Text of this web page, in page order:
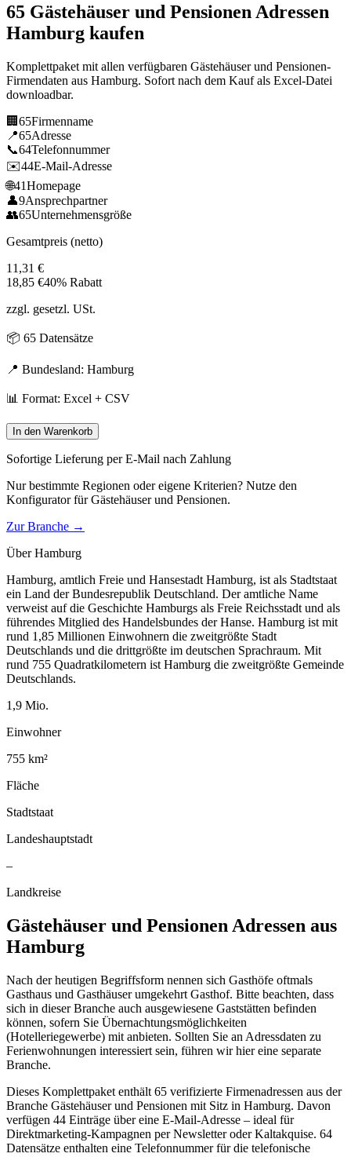
65 Gästehäuser und Pensionen Adressen
Hamburg kaufen
Komplettpaket mit allen verfügbaren Gästehäuser und Pensionen-
Firmendaten aus Hamburg. Sofort nach dem Kauf als Excel-Datei
downloadbar.
🏢 65Firmenname
📍65Adresse
📞64Telefonnummer
✉️44E-Mail-Adresse
🌐41Homepage
👤9Ansprechpartner
👥65Unternehmensgröße
Gesamtpreis (netto)
11,31 €
18,85 €40% Rabatt
zzgl. gesetzl. USt.
📦 65 Datensätze
📍 Bundesland: Hamburg
📊 Format: Excel + CSV
In den Warenkorb
Sofortige Lieferung per E-Mail nach Zahlung
Nur bestimmte Regionen oder eigene Kriterien? Nutze den
Konfigurator fürGästehäuser und Pensionen.
Zur Branche →
ÜberHamburg
Hamburg, amtlich Freie und Hansestadt Hamburg, ist als Stadtstaat
ein Land der Bundesrepublik Deutschland. Der amtliche Name
verweist auf die Geschichte Hamburgs als Freie Reichsstadt und als
führendes Mitglied des Handelsbundes der Hanse. Hamburg ist mit
rund 1,85 Millionen Einwohnern die zweitgrößte Stadt
Deutschlands und die drittgrößte im deutschen Sprachraum. Mit
rund 755 Quadratkilometern ist Hamburg die zweitgrößte Gemeinde
Deutschlands.
1,9 Mio.
Einwohner
755 km²
Fläche
Stadtstaat
Landeshauptstadt
–
Landkreise
Gästehäuser und Pensionen Adressen aus
Hamburg
Nach der heutigen Begriffsform nennen sich Gasthöfe oftmals
Gasthaus und Gasthäuser umgekehrt Gasthof. Bitte beachten, dass
sich in dieser Branche auch ausgewiesene Gaststätten befinden
können, sofern Sie Übernachtungsmöglichkeiten
(Hotelleriegewerbe) mit anbieten. Sollten Sie an Adressdaten zu
Ferienwohnungen interessiert sein, führen wir hier eine separate
Branche.
Dieses Komplettpaket enthält 65 verifizierte Firmenadressen aus der
Branche Gästehäuser und Pensionen mit Sitz in Hamburg. Davon
verfügen 44 Einträge über eine E-Mail-Adresse – ideal für
Direktmarketing-Kampagnen per Newsletter oder Kaltakquise. 64
Datensätze enthalten eine Telefonnummer für die telefonische